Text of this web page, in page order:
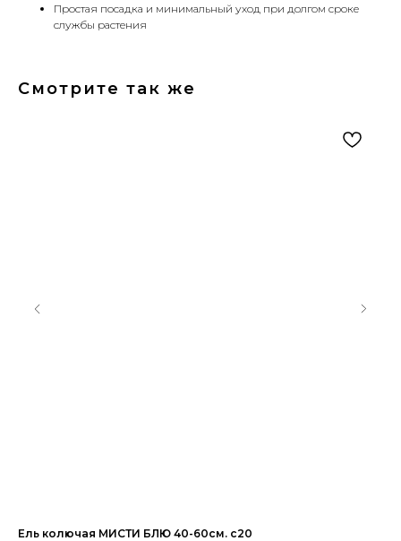
Простая посадка и минимальный уход при долгом сроке
службы растения
Смотрите так же
Ель колючая МИСТИ БЛЮ 40-60см. с20